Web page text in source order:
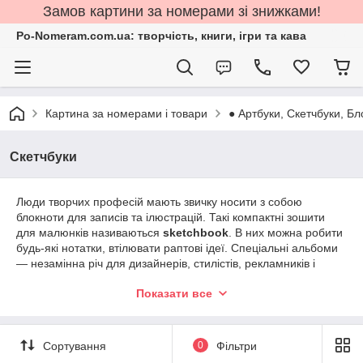
Замов картини за номерами зі знижками!
Po-Nomeram.com.ua: творчість, книги, ігри та кава
Картина за номерами і товари ● Артбуки, Скетчбуки,
Скетчбуки
Люди творчих професій мають звичку носити з собою
блокноти для записів та ілюстрацій. Такі компактні зошити
для малюнків називаються sketchbook . В них можна робити
будь-які нотатки, втілювати раптові ідеї. Спеціальні альбоми
— незамінна річ для дизайнерів, стилістів, рекламників і
Виробник ексклюзивних речей,Видавництво ОКО,
тварин, портрети, комікси, фантастичних істот та ін.
Показати все
Сортування 0 Фільтри